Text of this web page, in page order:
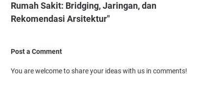
Rumah Sakit: Bridging, Jaringan, dan
Rekomendasi Arsitektur"
Post a Comment
You are welcome to share your ideas with us in comments!